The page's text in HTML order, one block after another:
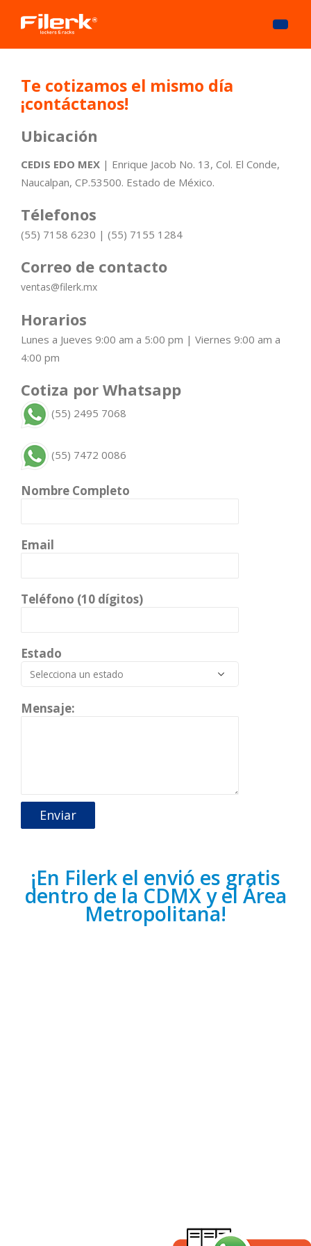
Te cotizamos el mismo día
¡contáctanos!
Ubicación
CEDIS EDO MEX | Enrique Jacob No. 13, Col. El Conde,
Naucalpan, CP.53500. Estado de México.
Télefonos
(55) 7158 6230 | (55) 7155 1284
Correo de contacto
ventas@filerk.mx
Horarios
Lunes a Jueves 9:00 am a 5:00 pm | Viernes 9:00 am a
4:00 pm
Cotiza por Whatsapp
(55) 2495 7068
(55) 7472 0086
Nombre Completo
Email
Teléfono (10 dígitos)
Estado
Mensaje:
¡En Filerk el envió es gratis
dentro de la CDMX y el Área
Metropolitana!